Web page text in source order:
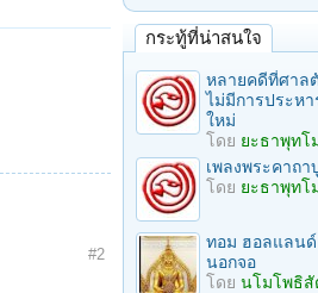
#2
กระทู้ที่น่าสนใจ
หลายคดีที่ศาล
ไม่มีการประห
ใหม่
โดย ยะธาพุทโ
เพลงพระคาถ
โดย ยะธาพุทโ
ทอม ฮอลแลนด์
นอกจอ
โดย นโมโพธิสั